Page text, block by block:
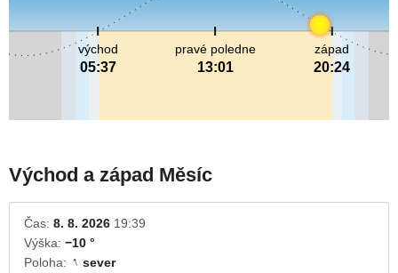
pravé poledne
13:01
východ
05:37
západ
20:24
Východ a západ Měsíc
Čas: 8. 8. 2026 19:39
Výška: −10 °
Poloha: ↓ sever